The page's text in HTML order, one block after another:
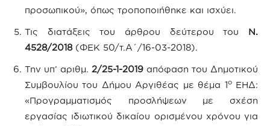
προσωπικού», όπως τροποποιήθηκε και ισχύει.
Τις διατάξεις του άρθρου δεύτερου του Ν.
4528/2018 (ΦΕΚ 50/τ.Α΄/16-03-2018).
Την υπ’ αριθμ. 2/25-1-2019 απόφαση του Δημοτικού
Συμβουλίου του Δήμου Αργιθέας με θέμα 1οΕΗΔ:
«Προγραμματισμός προσλήψεων με σχέση
εργασίας ιδιωτικού δικαίου ορισμένου χρόνου για